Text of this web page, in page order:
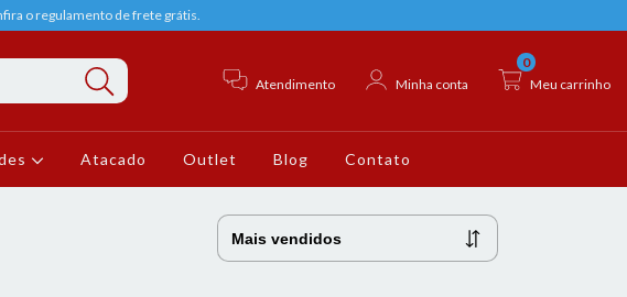
o regulamento de frete grátis.
Atendimento Minha conta Meu carrinho
0
Atacado Outlet Blog Contato